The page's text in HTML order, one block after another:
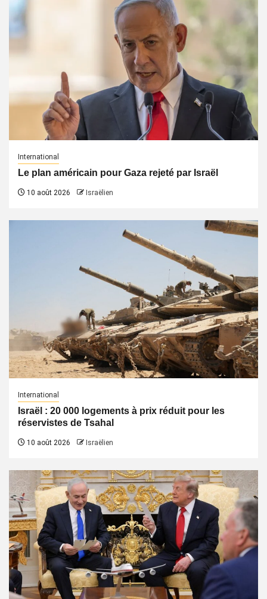
International
Le plan américain pour Gaza rejeté par Israël
10 août 2026 Israëlien
International
Israël : 20 000 logements à prix réduit pour les
réservistes de Tsahal
10 août 2026 Israëlien